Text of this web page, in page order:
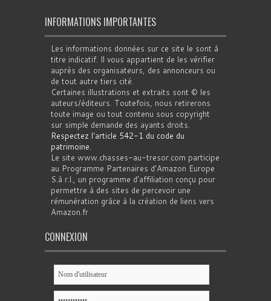
INFORMATIONS IMPORTANTES
Les informations données sur ce site le sont à
titre indicatif. Il vous appartient de les vérifier
auprès des organisateurs, des annonceurs ou
de tout autre tiers cité.
Certaines illustrations et extraits sont © les
auteurs/éditeurs. Toutefois, nous retirerons
toute image ou tout contenu sous copyright
sur simple demande des ayants droits.
Respectez l'article 542-1 du code du
patrimoine.
Le site www.chasses-au-tresor.com participe
au Programme Partenaires d’Amazon Europe
S.à r.l., un programme d’affiliation conçu pour
permettre à des sites de percevoir une
rémunération grâce à la création de liens vers
Amazon.fr
CONNEXION